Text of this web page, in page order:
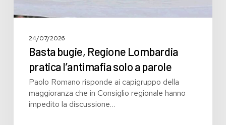
24/07/2026
Basta bugie, Regione Lombardia
pratica l’antimafia solo a parole
Paolo Romano risponde ai capigruppo della
maggioranza che in Consiglio regionale hanno
impedito la discussione…